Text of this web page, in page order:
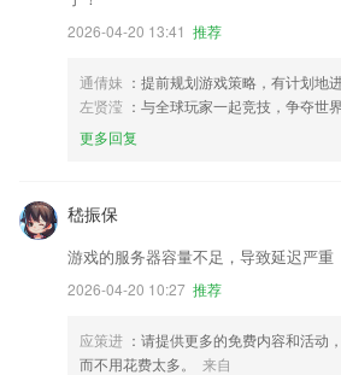
2026-04-20 13:41 推荐
通倩妹 ：提前规划游戏策略，有计划地
左贤滢 ：与全球玩家一起竞技，争夺世
更多回复
嵇振保
游戏的服务器容量不足，导致延迟严重
2026-04-20 10:27 推荐
应策进 ：请提供更多的免费内容和活动
而不用花费太多。
来自